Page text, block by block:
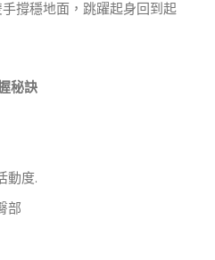
撐穩地面，跳躍起身回到起
秘訣
動度.
部